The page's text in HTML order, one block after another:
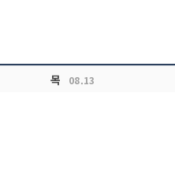
목 08.13